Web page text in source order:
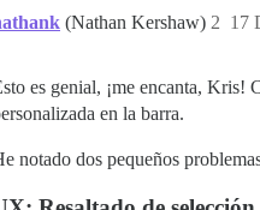
(Nathan Kershaw) 17
2
es genial, ¡me encanta, Kris!
en la barra.
notado dos pequeños